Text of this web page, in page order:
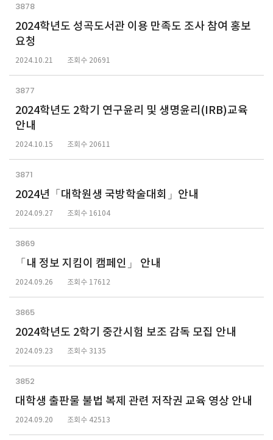
3878
2024학년도 성곡도서관 이용 만족도 조사 참여 홍보
요청
2024.10.21 조회수 20691
3877
2024학년도 2학기 연구윤리 및 생명윤리(IRB)교육
안내
2024.10.15 조회수 20611
3871
2024년「대학원생 국방학술대회」안내
2024.09.27 조회수 16104
3869
「내 정보 지킴이 캠페인」 안내
2024.09.26 조회수 17612
3865
2024학년도 2학기 중간시험 보조 감독 모집 안내
2024.09.23 조회수 3135
3852
대학생 출판물 불법 복제 관련 저작권 교육 영상 안내
2024.09.20 조회수 42513